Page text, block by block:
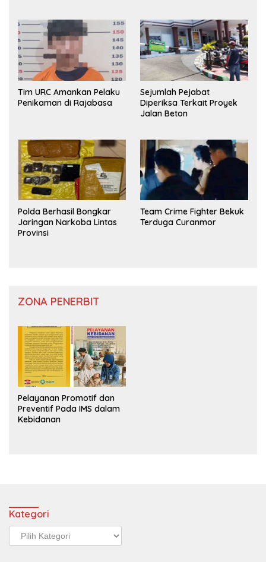
Tim URC Amankan Pelaku
Penikaman di Rajabasa
Sejumlah Pejabat
Diperiksa Terkait Proyek
Jalan Beton
Polda Berhasil Bongkar
Jaringan Narkoba Lintas
Provinsi
Team Crime Fighter Bekuk
Terduga Curanmor
ZONA PENERBIT
Pelayanan Promotif dan
Preventif Pada IMS dalam
Kebidanan
Kategori
Kategori